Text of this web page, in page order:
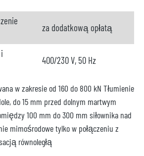
za dodatkową opłatą
400/230 V, 50 Hz
w zakresie od 160 do 800 kN Tłumienie
do 15 mm przed dolnym martwym
100 mm do 300 mm siłownika nad
mimośrodowe tylko w połączeniu z
równoległą